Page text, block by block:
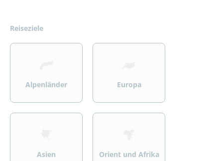
Reiseziele
>
Alpenländer
>
Europa
>
Asien
>
Orient und Afrika